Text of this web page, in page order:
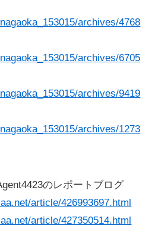
archives/4768
archives/6705
archives/9419
archives/1273
のレポートブログ
article/426993697.html
article/427350514.html